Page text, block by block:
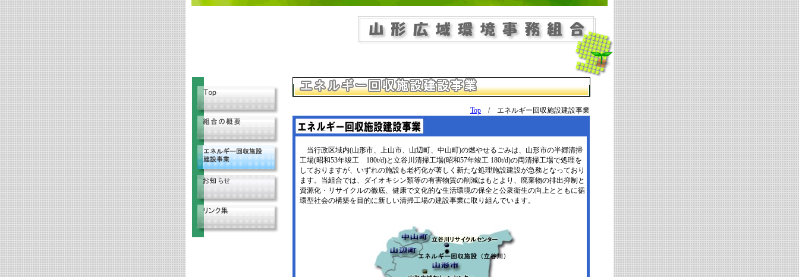
Top / エネルギー回収施設建設事業
当行政区域内(山形市、上山市、山辺町、中山町)の燃やせるごみは、山形市の半郷清掃
工場(昭和53年竣工 180t/d)と立谷川清掃工場(昭和57年竣工 180t/d)の両清掃工場で処理を
しておりますが、いずれの施設も老朽化が著しく新たな処理施設建設が急務となっており
ます。当組合では、ダイオキシン類等の有害物質の削減はもとより、廃棄物の排出抑制と
資源化・リサイクルの徹底、健康で文化的な生活環境の保全と公衆衛生の向上とともに循
環型社会の構築を目的に新しい清掃工場の建設事業に取り組んでいます。